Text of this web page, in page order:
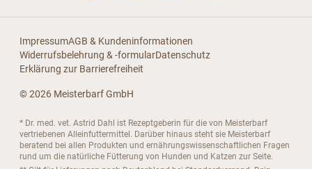
ImpressumAGB & Kundeninformationen
Widerrufsbelehrung & -formularDatenschutz
Erklärung zur Barrierefreiheit
© 2026 Meisterbarf GmbH
* Dr. med. vet. Astrid Dahl ist Rezeptgeberin für die von Meisterbarf
vertriebenen Alleinfuttermittel. Darüber hinaus steht sie Meisterbarf
beratend bei allen Produkten und ernährungswissenschaftlichen Fragen
rund um die natürliche Fütterung von Hunden und Katzen zur Seite.